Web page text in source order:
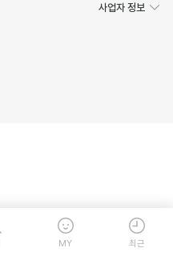
사업자 정보
MY 최근